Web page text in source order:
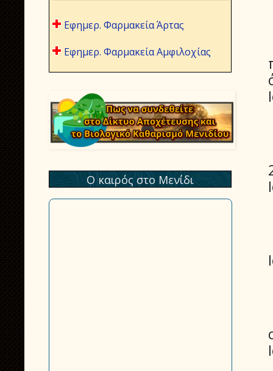
Εφημερ. Φαρμακεία Άρτας
Εφημερ. Φαρμακεία Αμφιλοχίας
Ο καιρός στο Μενίδι